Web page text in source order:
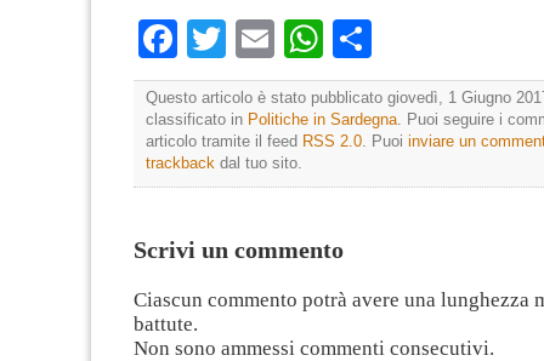
Facebook
TwitterEmailWhatsApp
Questo articolo è stato pubblicato giovedì, 1 Giugno
classificato in Politiche in Sardegna . Puoi seguire i
articolo tramite il feed RSS 2.0 . Puoi inviare un
trackback dal tuo sito.
Scrivi un commento
Ciascun commento potrà avere una lunghezza
battute.
Non sono ammessi commenti consecutivi.